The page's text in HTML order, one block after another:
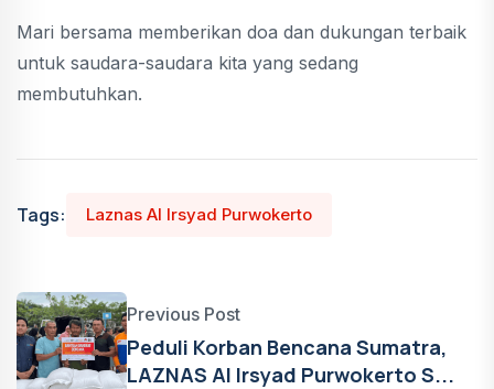
Mari bersama memberikan doa dan dukungan terbaik
untuk saudara-saudara kita yang sedang
membutuhkan.
Tags: Laznas Al Irsyad Purwokerto
Previous Post
Peduli Korban Bencana Sumatra,
LAZNAS Al Irsyad Purwokerto S...